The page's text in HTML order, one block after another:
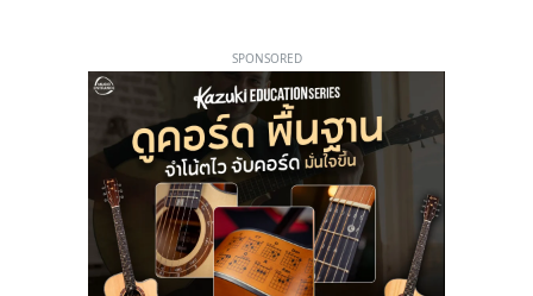
SPONSORED